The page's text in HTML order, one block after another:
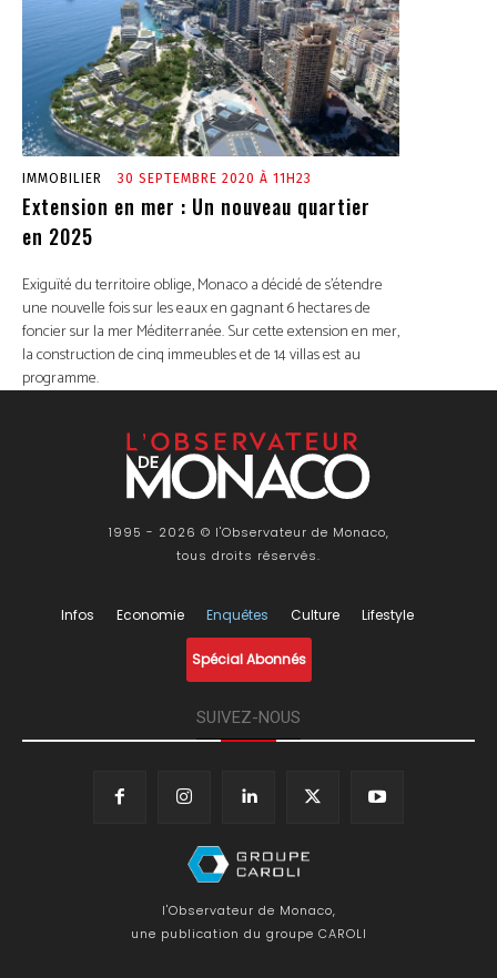
IMMOBILIER 30 SEPTEMBRE 2020 À 11H23
Extension en mer : Un nouveau quartier
en 2025
Exiguïté du territoire oblige, Monaco a décidé de s’étendre
une nouvelle fois sur les eaux en gagnant 6 hectares de
foncier sur la mer Méditerranée. Sur cette extension en mer,
la construction de cinq immeubles et de 14 villas est au
programme.
1995 - 2026 © l'Observateur de Monaco,
tous droits réservés.
Infos Economie Enquêtes Culture Lifestyle
Spécial Abonnés
SUIVEZ-NOUS
l'Observateur de Monaco,
une publication du groupe CAROLI